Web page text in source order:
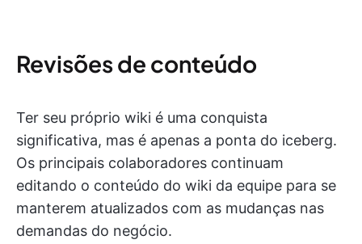
Revisões de conteúdo
Ter seu próprio wiki é uma conquista
significativa, mas é apenas a ponta do iceberg.
Os principais colaboradores continuam
editando o conteúdo do wiki da equipe para se
manterem atualizados com as mudanças nas
demandas do negócio.